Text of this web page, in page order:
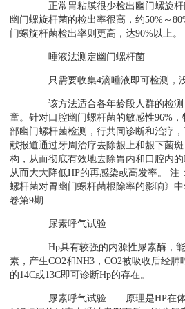
正常胃粘膜很少检出幽门螺旋
幽门螺旋杆菌的检出率很高，约50%～
门螺旋杆菌检出率则更高，达90%以上。
唾液法测定幽门螺杆菌
只需要收集4滴唾液即可检测，
该方法适合各年龄段人群的检
童。针对口腔幽门螺杆菌的敏感性96%，
部幽门螺杆菌检测，行共同诊断和治疗
献报道通过牙周治疗去除龈上和龈下菌
构，从而彻底有效地去除胃内和口腔内的
从而大大降低HP的再感染或高发率。 注
螺杆菌对胃幽门螺杆菌根除率的影响》
卷第9期
尿素呼气试验
Hp具有较强的内源性尿素酶，
素，产生CO2和NH3，CO2被吸收后经
的14C或13C即可诊断Hp的存在。
尿素呼气试验——原理是HP在